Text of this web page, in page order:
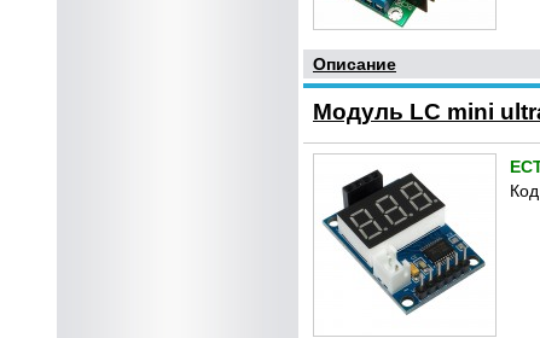
Описание
Модуль LC mini